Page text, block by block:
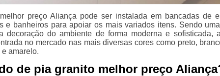
preço Aliança pode ser instalada em bancadas de
e banheiros para apoiar os mais variados itens. Sendo
decoração do ambiente de forma moderna e sofisticada,
no mercado nas mais diversas cores como preto,
amarelo.
de pia granito melhor preço